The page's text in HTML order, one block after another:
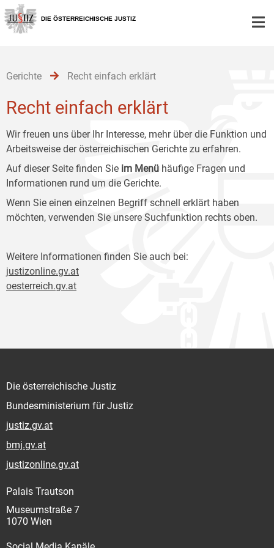
Zur
Hauptnavigation
[1]
Zum
Inhalt
[2]
Zum
Untermenü
[3]
DIE ÖSTERREICHISCHE JUSTIZ
Gerichte Recht einfach erklärt
Recht einfach erklärt
Wir freuen uns über Ihr Interesse, mehr über die Funktion und
Arbeitsweise der österreichischen Gerichte zu erfahren.
Auf dieser Seite finden Sie im Menü häufige Fragen und
Informationen rund um die Gerichte.
Wenn Sie einen einzelnen Begriff schnell erklärt haben
möchten, verwenden Sie unsere Suchfunktion rechts oben.
Weitere Informationen finden Sie auch bei:
justizonline.gv.at
oesterreich.gv.at
Die österreichische Justiz
Bundesministerium für Justiz
justiz.gv.at
bmj.gv.at
justizonline.gv.at
Palais Trautson
Museumstraße 7
1070 Wien